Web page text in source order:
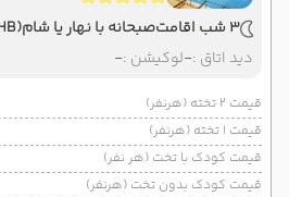
3 شب اقامت صبحانه با نهار یا شام(HB)
دید اتاق :-لوکیشن :-
قیمت 2 تخته (هرنفر)
قیمت 1 تخته (هرنفر)
قیمت کودک با تخت (هر نفر)
قیمت کودک بدون تخت (هرنفر)